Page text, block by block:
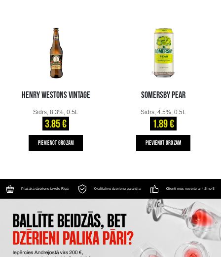
HENRY WESTONS VINTAGE
Sidrs, 8.3%, 0.5L
3.85 €
PIEVIENOT GROZAM
SOMERSBY PEAR
Sidrs, 4.5%, 0.5L
1.89 €
PIEVIENOT GROZAM
Plašākā dzērienu izvēle Rīgā Kvalitatīvu dzērienu garantija Klienti mūs novērtē ar 4.6 no 5